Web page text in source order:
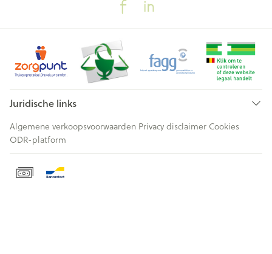
Juridische links
Algemene verkoopsvoorwaarden Privacy disclaimer Cookies
ODR-platform